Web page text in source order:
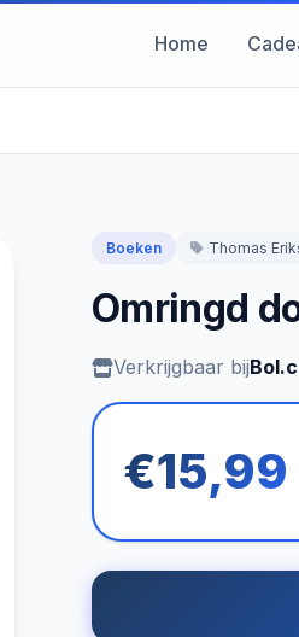
Home
Boeken Thomas
Omringd
Verkrijgbaar bij
€15,99